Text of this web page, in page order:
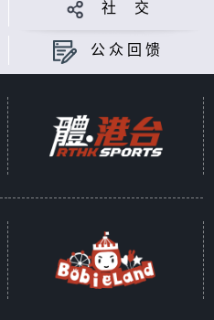
社 交
公众回馈